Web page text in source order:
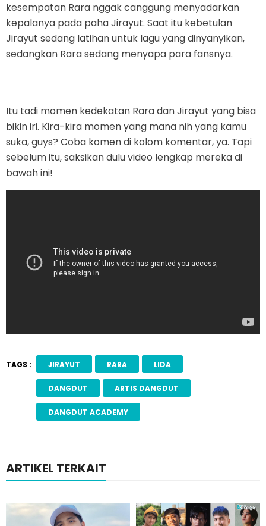
kesempatan Rara nggak canggung menyadarkan
kepalanya pada paha Jirayut. Saat itu kebetulan
Jirayut sedang latihan untuk lagu yang dinyanyikan,
sedangkan Rara sedang menyapa para fansnya.
Itu tadi momen kedekatan Rara dan Jirayut yang bisa
bikin iri. Kira-kira momen yang mana nih yang kamu
suka, guys? Coba komen di kolom komentar, ya. Tapi
sebelum itu, saksikan dulu video lengkap mereka di
bawah ini!
TAGS : JIRAYUT RARA LIDA
DANGDUT ARTIS DANGDUT
DANGDUT ACADEMY
ARTIKEL TERKAIT